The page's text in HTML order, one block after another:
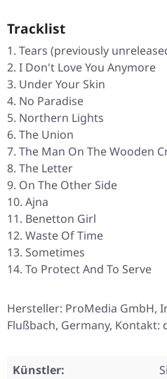
Tracklist
Tears (previously
I Don't Love You Anymore
Under Your Skin
No Paradise
Northern Lights
The Union
The Man On The Wooden
The Letter
On The Other Side
Ajna
Benetton Girl
Waste Of Time
Sometimes
To Protect And To Serve
Hersteller: ProMedia GmbH,
Flußbach, Germany, Kontakt:
Künstler: